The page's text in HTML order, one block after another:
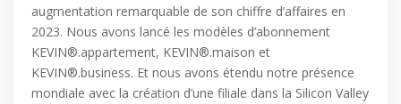
augmentation remarquable de son chiffre d’affaires en
2023. Nous avons lancé les modèles d’abonnement
KEVIN®.appartement, KEVIN®.maison et
KEVIN®.business. Et nous avons étendu notre présence
mondiale avec la création d’une filiale dans la Silicon Valley